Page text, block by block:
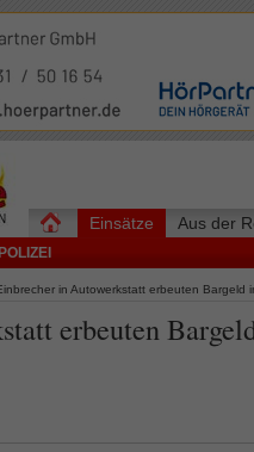
Einsätze
POLIZEI
Aus der
in Autowerkstatt erbeuten Bargeld
erbeuten